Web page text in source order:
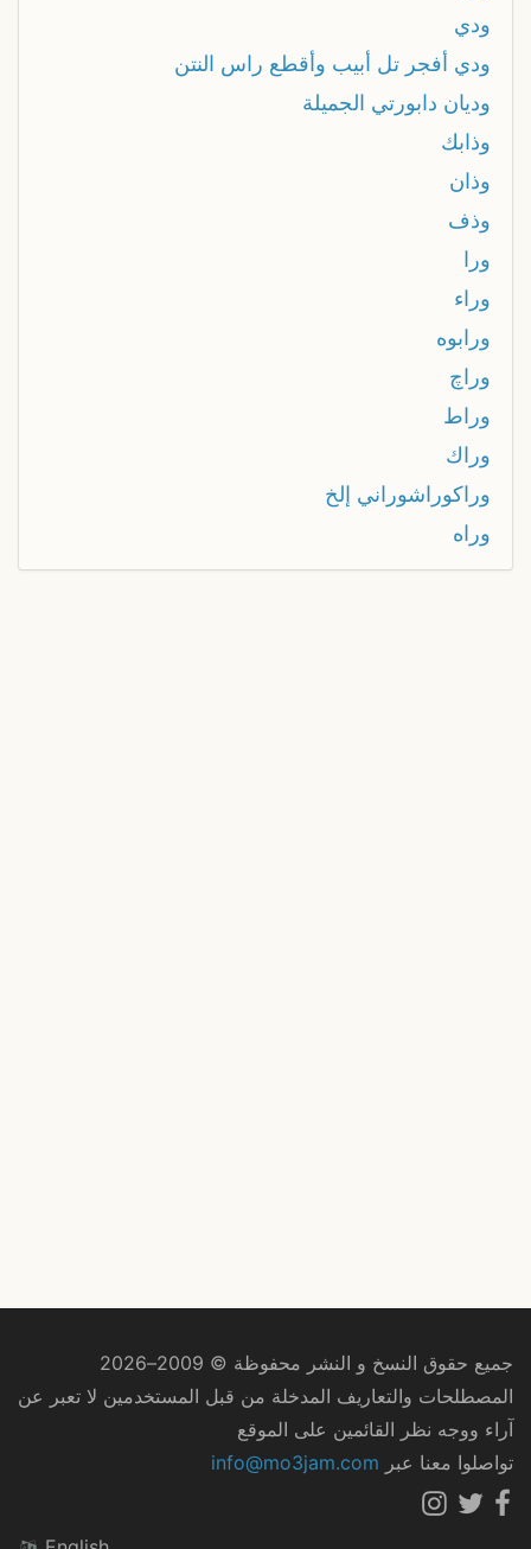
ودي
ودي أفجر تل أبيب وأقطع راس النتن
وديان دابورتي الجميلة
وذابك
وذان
وذف
ورا
وراء
ورابوه
وراچ
وراط
وراك
وراكوراشوراني إلخ
وراه
جميع حقوق النسخ و النشر محفوظة © 2009–2026
المصطلحات والتعاريف المدخلة من قبل المستخدمين لا تعبر عن
آراء ووجه نظر القائمين على الموقع
تواصلوا معنا عبر info@mo3jam.com